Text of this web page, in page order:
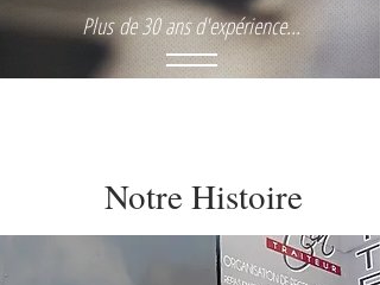
Plus de 30 ans d'expérience...
Notre Histoire